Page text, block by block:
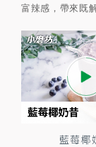
富辣感，帶來既
藍莓椰